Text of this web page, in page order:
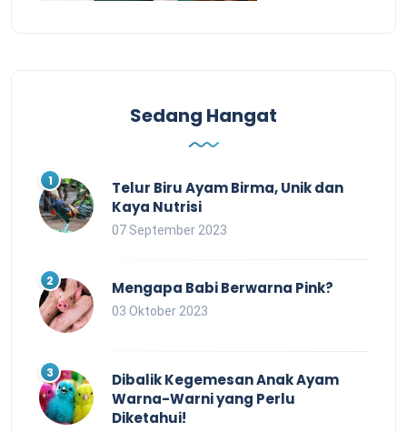
Sedang Hangat
Telur Biru Ayam Birma, Unik dan
Kaya Nutrisi
07 September 2023
Mengapa Babi Berwarna Pink?
03 Oktober 2023
Dibalik Kegemesan Anak Ayam
Warna-Warni yang Perlu
Diketahui!